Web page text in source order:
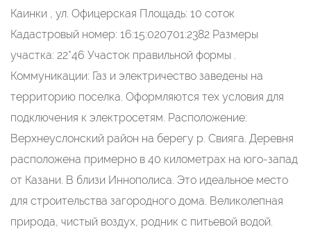
Каинки , ул. Офицерская Площадь: 10 соток
Кадастровый номер: 16:15:020701:2382 Размеры
участка: 22*46 Участок правильной формы .
Коммуникации: Газ и электричество заведены на
территорию поселка. Оформляются тех условия для
подключения к электросетям. Расположение:
Верхнеуслонский район на берегу р. Свияга. Деревня
расположена примерно в 40 километрах на юго-запад
от Казани. В близи Иннополиса. Это идеальное место
для строительства загородного дома. Великолепная
природа, чистый воздух, родник с питьевой водой.